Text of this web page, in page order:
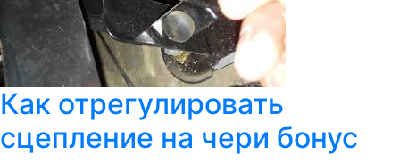
Как отрегулировать
сцепление на чери бонус